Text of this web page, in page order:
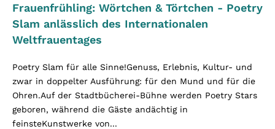
Frauenfrühling: Wörtchen & Törtchen - Poetry
Slam anlässlich des Internationalen
Weltfrauentages
Poetry Slam für alle Sinne!Genuss, Erlebnis, Kultur- und
zwar in doppelter Ausführung: für den Mund und für die
Ohren.Auf der Stadtbücherei-Bühne werden Poetry Stars
geboren, während die Gäste andächtig in
feinsteKunstwerke von...